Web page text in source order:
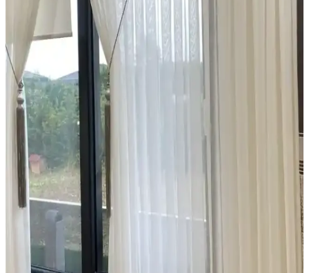
Estetik ve İşlevsel Modern Perde Modelleriyle
Mekânlarınızı Geliştirin
Perdeler, estetik ve fonksiyonelliği bir arada sunan modern
tasarımlarla iç mekanların vazgeçilmez unsurlarıdır. Çeşitli malzeme
ve modellerle her mekâna uygun çözümler bulunabilir.
Yatak Odası Dekorasyonunda Konfor ve Estetiği
Artıran Ürünler ve Seçenekler
Yatak odası dekorasyonunda ergonomik yataklar, yumuşak yastıklar
ve şık örtülerle uyku kalitenizi yükseltin, odanızı kişisel tarzınıza
uygun hale getirin.
Bebek Odası Güvenliği İçin Halı ve Perde Seçimi
Rehberi
Bebek odası için güvenli ve sağlıklı halı ile perde seçimi, malzeme
kalitesi ve tasarım detaylarıyla çocuk sağlığını koruma altına alır.
Doğru seçimler ve düzenli bakım önemlidir.